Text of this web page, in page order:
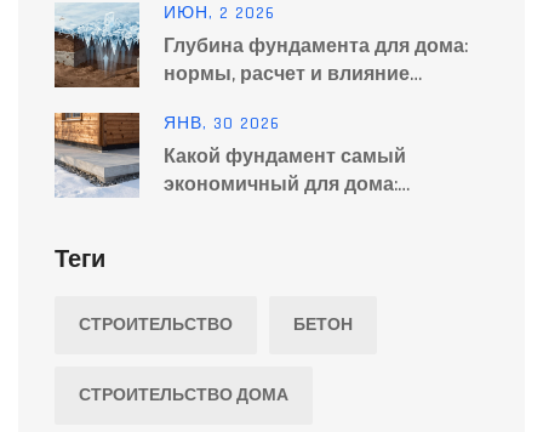
через пролив
ИЮН, 2 2026
Глубина фундамента для дома:
нормы, расчет и влияние
ЯНВ, 30 2026
Какой фундамент самый
экономичный для дома:
Теги
СТРОИТЕЛЬСТВО БЕТОН
СТРОИТЕЛЬСТВО ДОМА